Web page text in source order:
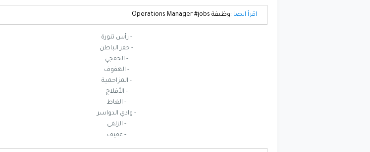
اقرأ ايضا :وظيفة Operations Manager #jobs
- رأس تنورة
- حفر الباطن
- الخفجي
- الهفوف
- المزاحمية
- الأفلاج
- الغاط
- وادي الدواسر
- الزلفى
- عفيف